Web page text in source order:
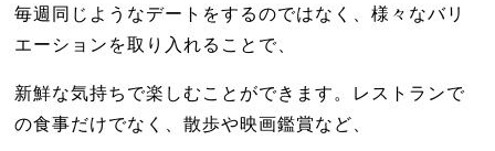
毎週同じようなデートをするのではなく、様々なバリ
エーションを取り入れることで、
新鮮な気持ちで楽しむことができます。レストランで
の食事だけでなく、散歩や映画鑑賞など、